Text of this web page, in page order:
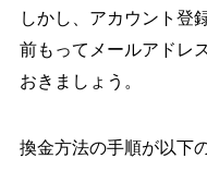
しかし、アカウント登
前もってメールアドレ
おきましょう。
換金方法の手順が以下